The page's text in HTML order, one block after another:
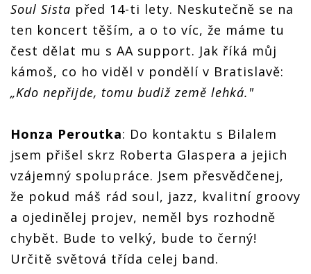
Soul Sista před 14-ti lety. Neskutečně se na
ten koncert těším, a o to víc, že máme tu
čest dělat mu s AA support. Jak říká můj
kámoš, co ho viděl v pondělí v Bratislavě:
„Kdo nepřijde, tomu budiž země lehká."
Honza Peroutka: Do kontaktu s Bilalem
jsem přišel skrz Roberta Glaspera a jejich
vzájemný spolupráce. Jsem přesvědčenej,
že pokud máš rád soul, jazz, kvalitní groovy
a ojedinělej projev, neměl bys rozhodně
chybět. Bude to velký, bude to černý!
Určitě světová třída celej band.